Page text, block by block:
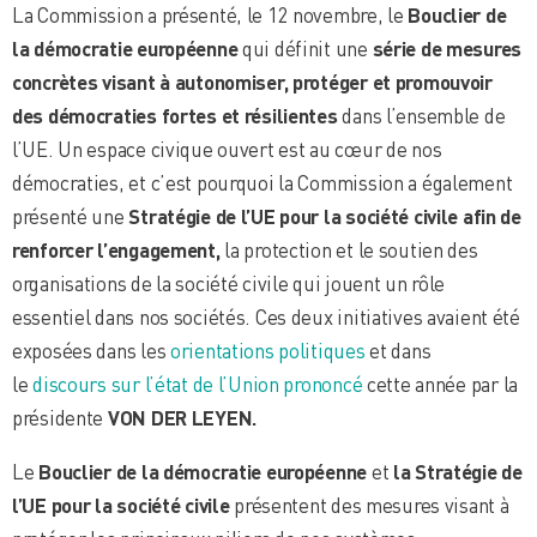
La Commission a présenté, le 12 novembre, le Bouclier de
la démocratie européennequi définit une série de mesures
concrètes visant à autonomiser, protéger et promouvoir
des démocraties fortes et résilientesdans l’ensemble de
l’UE. Un espace civique ouvert est au cœur de nos
démocraties, et c’est pourquoi la Commission a également
présenté uneStratégie de l’UE pour la société civile afin de
renforcer l’engagement,la protection et le soutien des
organisations de la société civile qui jouent un rôle
essentiel dans nos sociétés. Ces deux initiatives avaient été
exposées dans lesorientations politiqueset dans
lediscours sur l’état de l’Union prononcécette année par la
présidente VON DER LEYEN.
Le Bouclier de la démocratie européenneet la Stratégie de
l’UE pour la société civileprésentent des mesures visant à